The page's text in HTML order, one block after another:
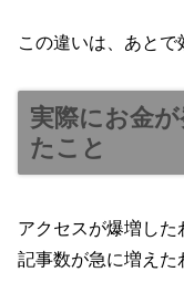
この違いは、あとで
実際にお金
たこと
アクセスが爆増した
記事数が急に増えた